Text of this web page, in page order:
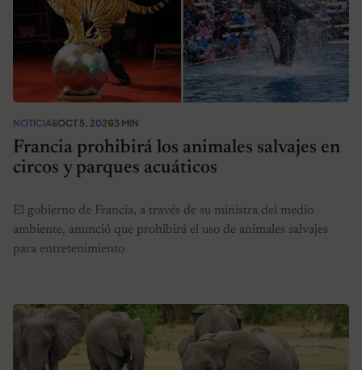
NOTICIASOCT 5, 20203 MIN
Francia prohibirá los animales salvajes en
circos y parques acuáticos
El gobierno de Francia, a través de su ministra del medio
ambiente, anunció que prohibirá el uso de animales salvajes
para entretenimiento